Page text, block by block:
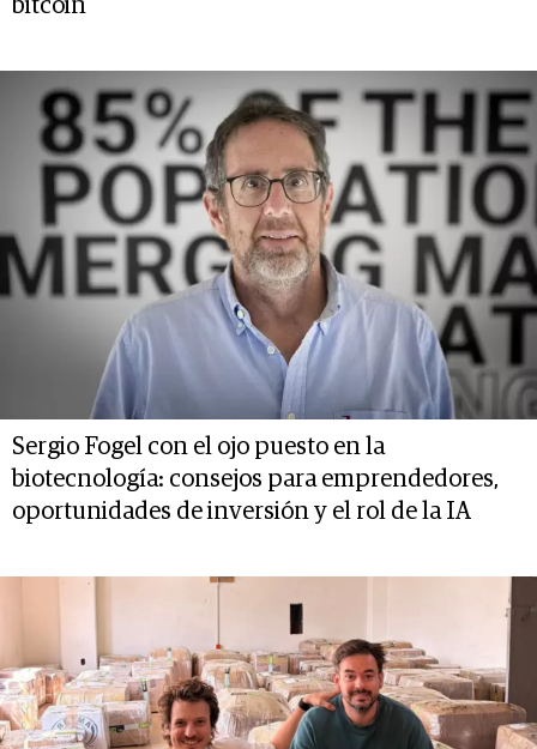
bitcoin
Sergio Fogel con el ojo puesto en la
biotecnología: consejos para emprendedores,
oportunidades de inversión y el rol de la IA